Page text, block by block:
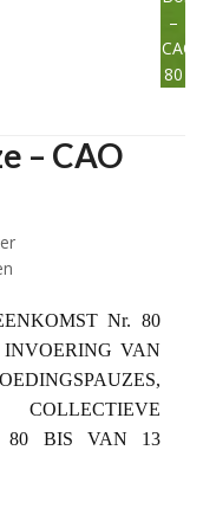
–
CAO
80
– CAO
Nr. 80
VAN
80 BIS VAN 13